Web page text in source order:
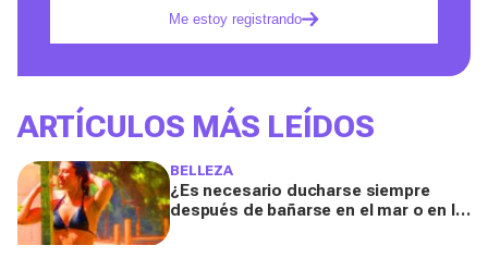
Me estoy registrando
ARTÍCULOS MÁS LEÍDOS
BELLEZA
¿Es necesario ducharse siempre
después de bañarse en el mar o en la